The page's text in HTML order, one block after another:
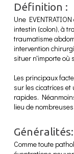
Définition :
Une
intestin (colon), à
traumatisme
intervention
situer n'importe où
Les principaux
sur les cicatrices
rapides.
lieu de
Généralités:
Comme toute